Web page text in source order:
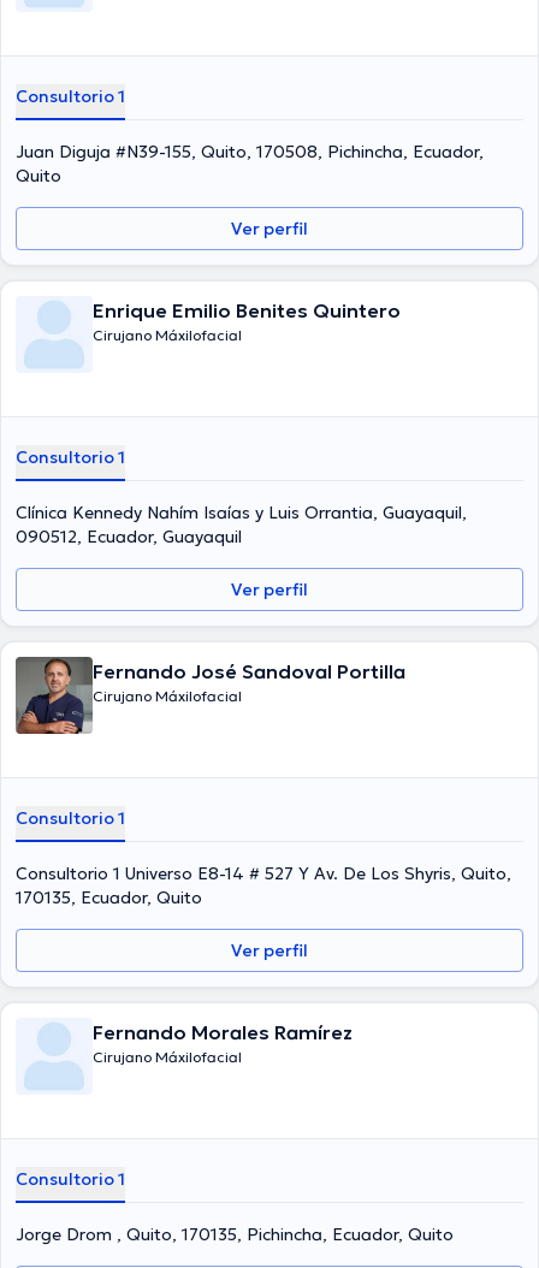
Consultorio 1
Juan Diguja #N39-155, Quito, 170508, Pichincha, Ecuador,
Quito
Ver perfil
Enrique Emilio Benites Quintero
Cirujano Máxilofacial
Consultorio 1
Clínica Kennedy Nahím Isaías y Luis Orrantia, Guayaquil,
090512, Ecuador, Guayaquil
Ver perfil
Fernando José Sandoval Portilla
Cirujano Máxilofacial
Consultorio 1
Consultorio 1 Universo E8-14 # 527 Y Av. De Los Shyris, Quito,
170135, Ecuador, Quito
Ver perfil
Fernando Morales Ramírez
Cirujano Máxilofacial
Consultorio 1
Jorge Drom , Quito, 170135, Pichincha, Ecuador, Quito